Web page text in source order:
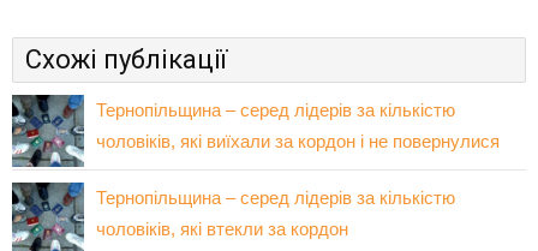
Схожі публікації
Тернопільщина – серед лідерів за кількістю
чоловіків, які виїхали за кордон і не повернулися
Тернопільщина – серед лідерів за кількістю
чоловіків, які втекли за кордон